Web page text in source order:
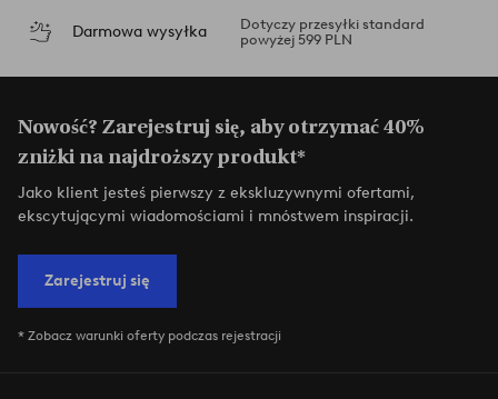
Darmowa wysyłka
Dotyczy przesyłki standard
powyżej 599 PLN
Nowość? Zarejestruj się, aby otrzymać 40%
zniżki na najdroższy produkt*
Jako klient jesteś pierwszy z ekskluzywnymi ofertami,
ekscytującymi wiadomościami i mnóstwem inspiracji.
Zarejestruj się
* Zobacz warunki oferty podczas rejestracji